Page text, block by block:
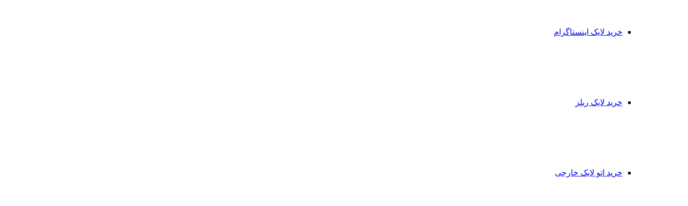
خرید لایک اینستاگرام
خرید لایک ریلز
خرید اتو لایک خارجی